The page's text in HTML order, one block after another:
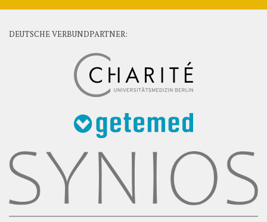
DEUTSCHE VERBUNDPARTNER: